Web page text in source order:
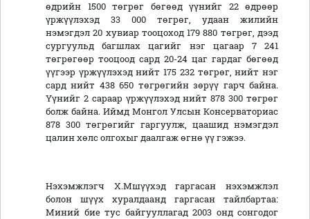
өдрийн 1500 төгрөг бөгөөд үүнийг 22 өдрөөр
үржүүлэхэд 33 000 төгрөг, удаан жилийн
нэмэгдэл 20 хувиар тооцоход 179 880 төгрөг, дээд
сургуульд багшлах цагийг нэг цагаар 7 241
төгрөгөөр тооцоод сард 20-24 цаг гардаг бөгөөд
үүгээр үржүүлэхэд нийт 175 232 төгрөг, нийт нэг
сард нийт 438 650 төгрөгийн зөрүү гарч байна.
Үүнийг 2 сараар үржүүлэхэд нийт 878 300 төгрөг
болж байна. Иймд Монгол Улсын Консерваториас
878 300 төгрөгийг гаргуулж, цаашид нэмэгдэл
цалин хөлс олгохыг даалгаж өгнө үү гэжээ.
Нэхэмжлэгч Х.Мшүүхэд гаргасан нэхэмжлэл
болон шүүх хуралдаанд гаргасан тайлбартаа:
Миний бие тус байгууллагад 2003 онд сонгодог